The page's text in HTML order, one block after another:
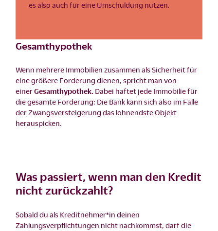
es also auch für eine Umschuldung nutzen.
Gesamthypothek
Wenn mehrere Immobilien zusammen als Sicherheit für
eine größere Forderung dienen, spricht man von
einerGesamthypothek. Dabei haftet jede Immobilie für
die gesamte Forderung: Die Bank kann sich also im Falle
der Zwangsversteigerung das lohnendste Objekt
herauspicken.
Was passiert, wenn man den Kredit
nicht zurückzahlt?
Sobald du als Kreditnehmer*in deinen
Zahlungsverpflichtungen nicht nachkommst, darf die